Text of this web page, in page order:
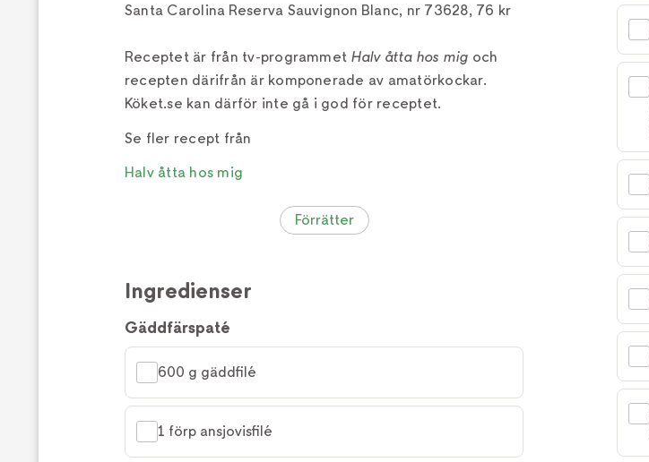
Santa Carolina Reserva Sauvignon Blanc, nr 73628, 76 kr
Receptet är från tv-programmet Halv åtta hos mig och
recepten därifrån är komponerade av amatörkockar.
Köket.se kan därför inte gå i god för receptet.
Se fler recept från
Halv åtta hos mig
Förrätter
Ingredienser
Gäddfärspaté
600 g gäddfilé
1 förp ansjovisfilé